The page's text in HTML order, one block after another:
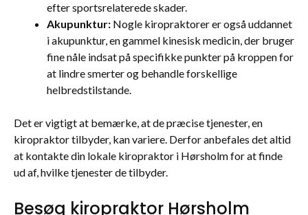
efter sportsrelaterede skader.
Akupunktur: Nogle kiropraktorer er også uddannet
i akupunktur, en gammel kinesisk medicin, der bruger
fine nåle indsat på specifikke punkter på kroppen for
at lindre smerter og behandle forskellige
helbredstilstande.
Det er vigtigt at bemærke, at de præcise tjenester, en
kiropraktor tilbyder, kan variere. Derfor anbefales det altid
at kontakte din lokale kiropraktor i Hørsholm for at finde
ud af, hvilke tjenester de tilbyder.
Besøg kiropraktor Hørsholm